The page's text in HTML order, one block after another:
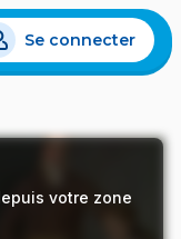
Se connecter
votre zone